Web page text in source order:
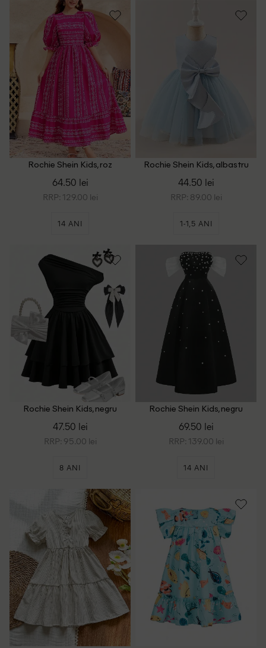
Rochie Shein Kids, roz
64.50 lei
RRP: 129.00 lei
14 ANI
Rochie Shein Kids, albastru
44.50 lei
RRP: 89.00 lei
1-1,5 ANI
Rochie Shein Kids, negru
47.50 lei
RRP: 95.00 lei
8 ANI
Rochie Shein Kids, negru
69.50 lei
RRP: 139.00 lei
14 ANI